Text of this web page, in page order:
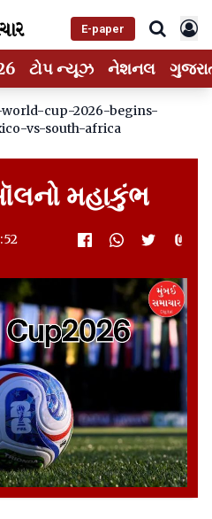
E-paper
ટોપ ન્યૂઝ નેશનલ
cup-2026-begins-
vs-south-africa
મહાકુંભ